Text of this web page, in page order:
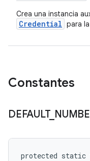
Crea una instancia
Credential para
Constantes
DEFAULT_
protected static